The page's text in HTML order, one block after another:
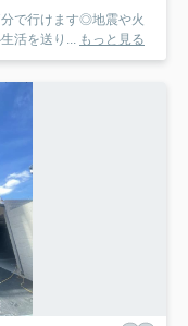
で行けます◎地震や火
活を送り... もっと見る